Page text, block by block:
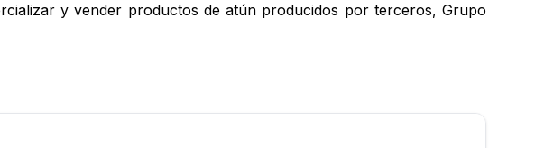
y vender productos de atún producidos por terceros, Grupo